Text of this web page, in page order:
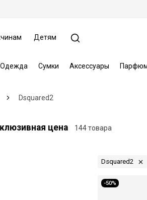
Детям
Одежда Сумки Аксессуары
Dsquared2
цена 144 товара
Dsquared2
-50%